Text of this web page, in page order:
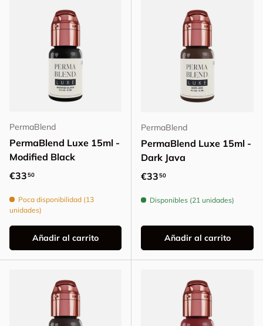
PermaBlend
PermaBlend Luxe 15ml -
Modified Black
Precio normal
€3350
Poca disponibilidad (13
unidades)
Añadir al carrito
PermaBlend
PermaBlend Luxe 15ml -
Dark Java
Precio normal
€3350
Disponibles (21 unidades)
Añadir al carrito